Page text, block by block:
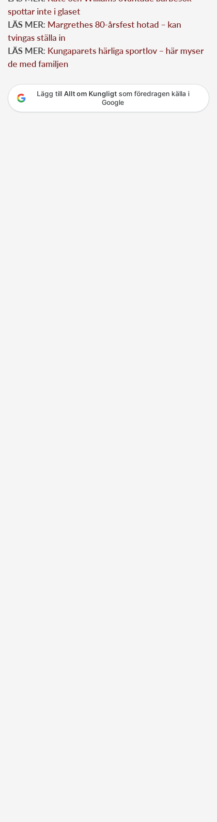
spottar inte i glaset
LÄS MER: Margrethes 80-årsfest hotad – kan
tvingas ställa in
LÄS MER: Kungaparets härliga sportlov – här myser
de med familjen
Lägg till Allt om Kungligtsom föredragen källa i
Google